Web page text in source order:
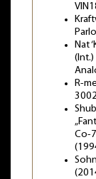
Nat
(Int.)
R-
Co-